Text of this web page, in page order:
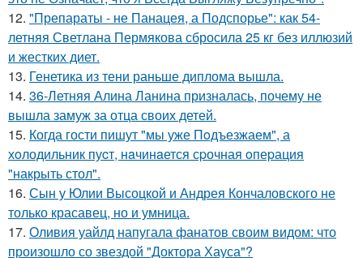
12. "Препараты - не Панацея, а Подспорье": как 54-
летняя Светлана Пермякова сбросила 25 кг без иллюзий
и жестких диет.
13. Генетика из тени раньше диплома вышла.
14. 36-Летняя Алина Ланина призналась, почему не
вышла замуж за отца своих детей.
15. Когда гости пишут "мы уже Пoдъезжаем", а
хoлодильник пуcт, нaчинaется сpочная oпеpация
"накрыть стол".
16. Сын у Юлии Высоцкой и Андрея Кончаловского не
только красавец, но и умница.
17. Оливия уайлд напугала фанатов своим видом: что
произошло со звездой "Доктора Хауса"?